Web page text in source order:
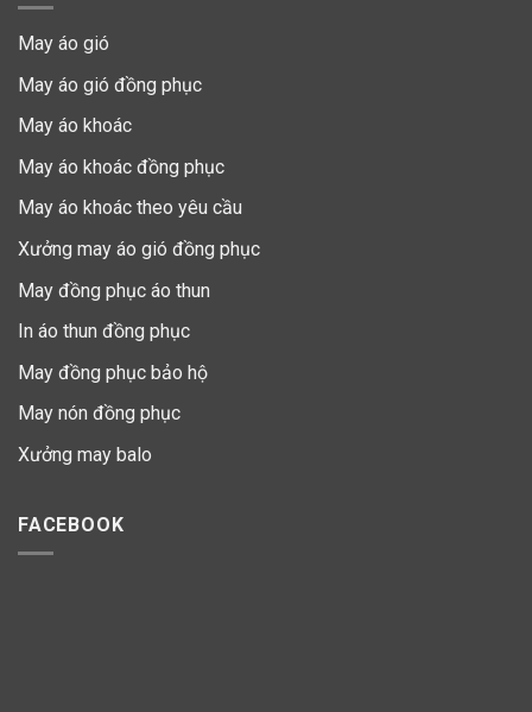
May áo gió
May áo gió đồng phục
May áo khoác
May áo khoác đồng phục
May áo khoác theo yêu cầu
Xưởng may áo gió đồng phục
May đồng phục áo thun
In áo thun đồng phục
May đồng phục bảo hộ
May nón đồng phục
Xưởng may balo
FACEBOOK